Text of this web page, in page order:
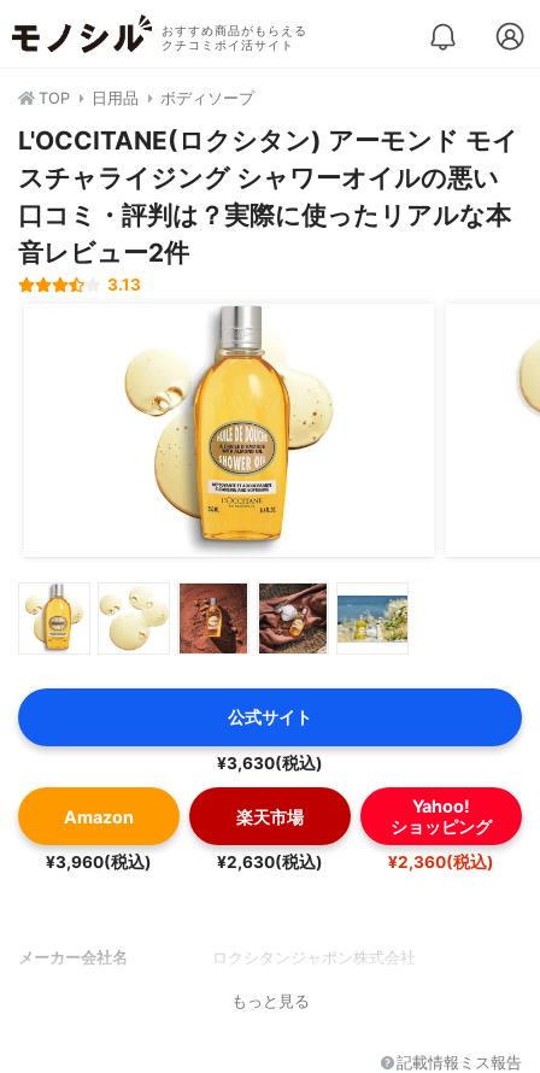
おすすめ商品がもらえる
クチコミポイ活サイト
TOP 日用品 ボディソープ
L'OCCITANE(ロクシタン) アーモンド モイ
スチャライジング シャワーオイルの悪い
口コミ・評判は？実際に使ったリアルな本
音レビュー2件
3.13
公式サイト
¥3,630(税込)
Amazon
¥3,960(税込)
楽天市場
¥2,630(税込)
Yahoo!
ショッピング
¥2,360(税込)
メーカー会社名 ロクシタンジャポン株式会社
もっと見る
記載情報ミス報告